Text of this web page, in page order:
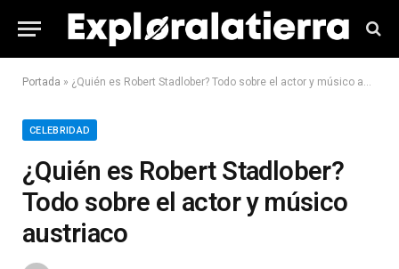
Portada » ¿Quién es Robert Stadlober? Todo sobre el actor y músico austriaco
CELEBRIDAD
¿Quién es Robert Stadlober?
Todo sobre el actor y músico
austriaco